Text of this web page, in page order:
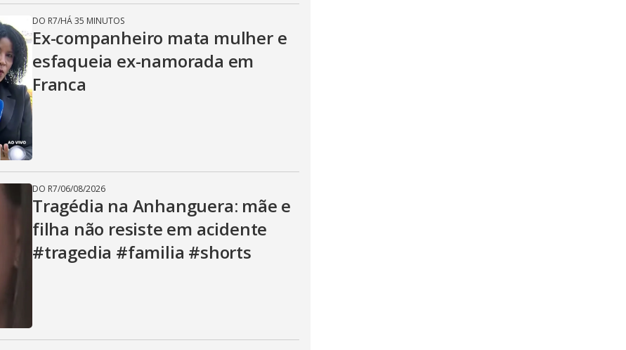
DO R7/HÁ 35 MINUTOS
Ex-companheiro mata mulher e
esfaqueia ex-namorada em
Franca
DO R7/06/08/2026
Tragédia na Anhanguera: mãe e
filha não resiste em acidente
#tragedia #familia #shorts